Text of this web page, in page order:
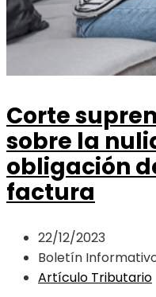
Corte
sobre la
obligación
factura
22/12/2023
Boletín
Artículo Tributario